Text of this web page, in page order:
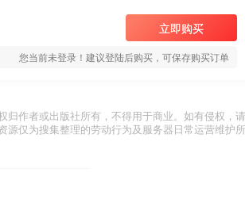
立即购买
您当前未登录！建议登陆后购买，可保存购买订单
归作者或出版社所有，不得用于商业。如有侵权，请
仅为搜集整理的劳动行为及服务器日常运营维护所